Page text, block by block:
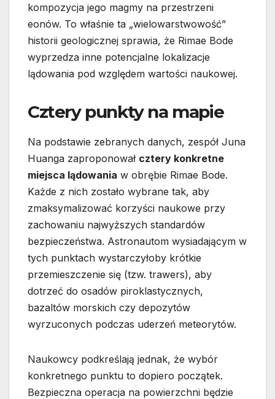
kompozycja jego magmy na przestrzeni
eonów. To właśnie ta „wielowarstwowość”
historii geologicznej sprawia, że Rimae Bode
wyprzedza inne potencjalne lokalizacje
lądowania pod względem wartości naukowej.
Cztery punkty na mapie
Na podstawie zebranych danych, zespół Juna
Huanga zaproponował cztery konkretne
miejsca lądowania w obrębie Rimae Bode.
Każde z nich zostało wybrane tak, aby
zmaksymalizować korzyści naukowe przy
zachowaniu najwyższych standardów
bezpieczeństwa. Astronautom wysiadającym w
tych punktach wystarczyłoby krótkie
przemieszczenie się (tzw. trawers), aby
dotrzeć do osadów piroklastycznych,
bazaltów morskich czy depozytów
wyrzuconych podczas uderzeń meteorytów.
Naukowcy podkreślają jednak, że wybór
konkretnego punktu to dopiero początek.
Bezpieczna operacja na powierzchni będzie